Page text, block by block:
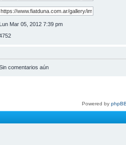
Lun Mar 05, 2012 7:39 pm
comentarios aún
Powered by